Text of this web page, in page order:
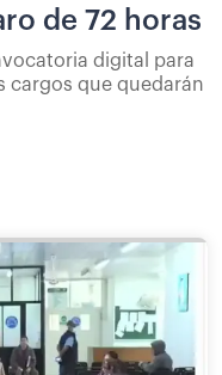
de 72 horas
digital para
cargos que quedarán